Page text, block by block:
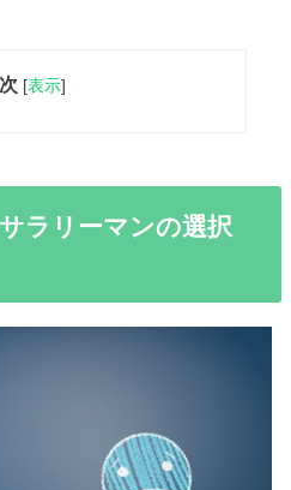
[表示]
ラリーマンの選択